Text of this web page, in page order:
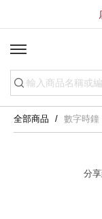
全部商品 數字時鐘
分